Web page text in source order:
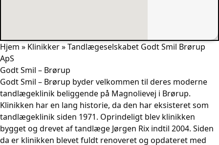
Hjem » Klinikker»Tandlægeselskabet Godt Smil Brørup
ApS
Godt Smil – Brørup
Godt Smil – Brørup byder velkommen til deres moderne
tandlægeklinik beliggende på Magnolievej i Brørup.
Klinikken har en lang historie, da den har eksisteret som
tandlægeklinik siden 1971. Oprindeligt blev klinikken
bygget og drevet af tandlæge Jørgen Rix indtil 2004. Siden
da er klinikken blevet fuldt renoveret og opdateret med